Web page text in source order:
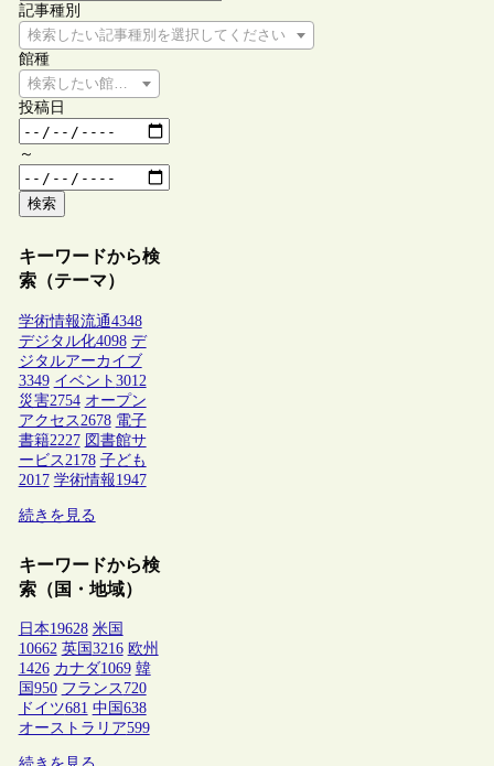
記事種別
検索したい記事種別を選択してください
館種
検索したい館種を選択してください
投稿日
～
検索
キーワードから検
索（テーマ）
学術情報流通4348
デジタル化4098 デ
ジタルアーカイブ
3349 イベント 3012
災害2754 オープン
アクセス 2678 電子
書籍2227 図書館サ
ービス 2178 子ども
2017 学術情報1947
続きを見る
キーワードから検
索（国・地域）
日本19628 米国
10662 英国 3216 欧州
1426 カナダ1069 韓
国 950 フランス 720
ドイツ681 中国 638
オーストラリア599